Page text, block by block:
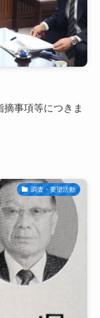
事項等につきま
調査・要望活動